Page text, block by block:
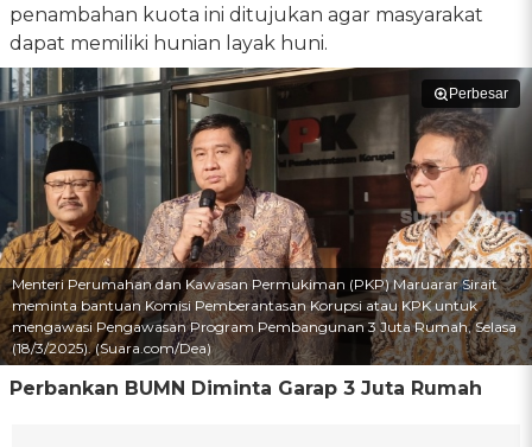
penambahan kuota ini ditujukan agar masyarakat
dapat memiliki hunian layak huni.
Perbesar
Menteri Perumahan dan Kawasan Permukiman (PKP) Maruarar Sirait
meminta bantuan Komisi Pemberantasan Korupsi atau KPK untuk
mengawasi Pengawasan Program Pembangunan 3 Juta Rumah, Selasa
(18/3/2025). (Suara.com/Dea)
Perbankan BUMN Diminta Garap 3 Juta Rumah